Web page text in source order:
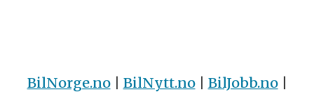
BilNorge.no| BilNytt.no| BilJobb.no|